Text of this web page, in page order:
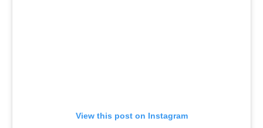
View this post on Instagram